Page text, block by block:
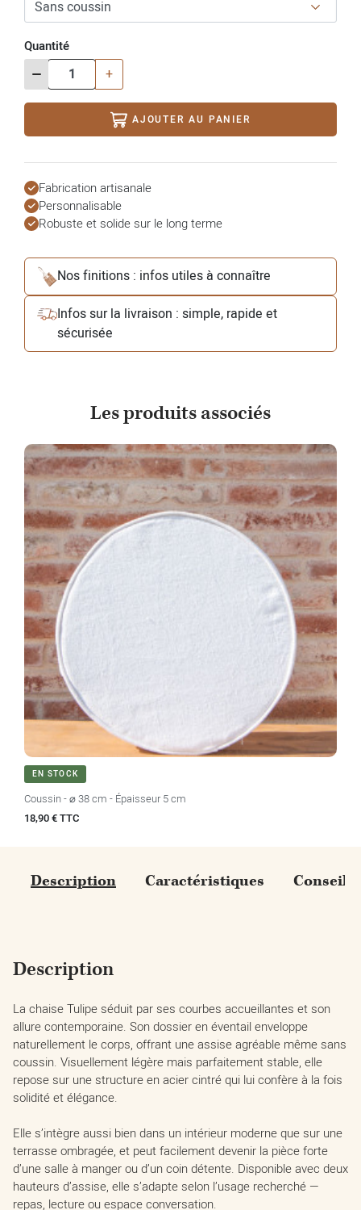
Quantité
- +
AJOUTER AU PANIER
Fabrication artisanale
Personnalisable
Robuste et solide sur le long terme
Nos finitions : infos utiles à connaître
Infos sur la livraison : simple, rapide et
sécurisée
Les produits associés
EN STOCK
Coussin - ⌀ 38 cm - Épaisseur 5 cm
Prix
18,90 € TTC
Description Caractéristiques Conseils
Description
La chaise Tulipe séduit par ses courbes accueillantes et son
allure contemporaine. Son dossier en éventail enveloppe
naturellement le corps, offrant une assise agréable même sans
coussin. Visuellement légère mais parfaitement stable, elle
repose sur une structure en acier cintré qui lui confère à la fois
solidité et élégance.
Elle s’intègre aussi bien dans un intérieur moderne que sur une
terrasse ombragée, et peut facilement devenir la pièce forte
d’une salle à manger ou d’un coin détente. Disponible avec deux
hauteurs d’assise, elle s’adapte selon l’usage recherché —
repas, lecture ou espace conversation.